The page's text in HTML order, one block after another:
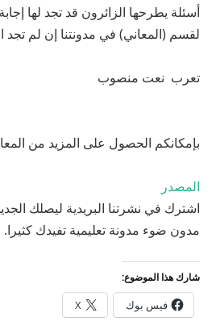
أسئلة يطرحها الزائرون قد تجد لها
لقسم (المعاني) في مدونتنا إن لم تجد
تعرب نعت منصوب
بإمكانكم الحصول على المزيد من
المصدر
اشترك في نشرتنا البريدية ليصلك
مدون ضوء مدونة تعليمية تفيدك كثيرا.
شارك هذا الموضوع:
فيس بوك X